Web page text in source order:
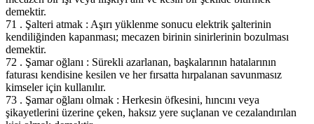
demektir.
71 . Şalteri atmak : Aşırı yüklenme sonucu elektrik şalterinin
kendiliğinden kapanması; mecazen birinin sinirlerinin bozulması
demektir.
72 . Şamar oğlanı : Sürekli azarlanan, başkalarının hatalarının
faturası kendisine kesilen ve her fırsatta hırpalanan savunmasız
kimseler için kullanılır.
73 . Şamar oğlanı olmak : Herkesin öfkesini, hıncını veya
şikayetlerini üzerine çeken, haksız yere suçlanan ve cezalandırılan